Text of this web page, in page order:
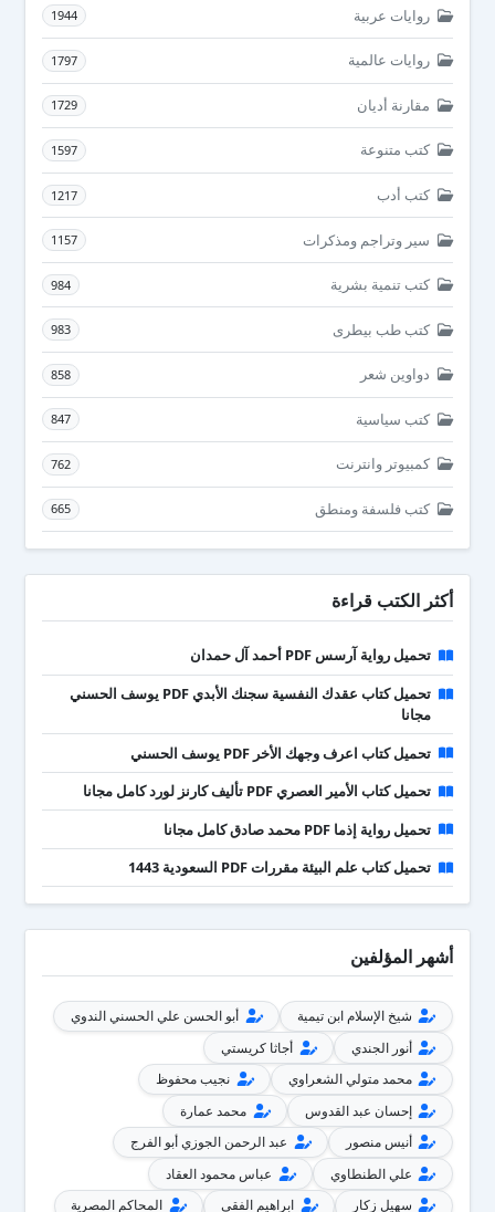
روايات عربية 1944
روايات عالمية 1797
مقارنة أديان 1729
كتب متنوعة 1597
كتب أدب 1217
سير وتراجم ومذكرات 1157
كتب تنمية بشرية 984
كتب طب بيطرى 983
دواوين شعر 858
كتب سياسية 847
كمبيوتر وانترنت 762
كتب فلسفة ومنطق 665
أكثر الكتب قراءة
تحميل رواية آرسس PDF أحمد آل حمدان
تحميل كتاب عقدك النفسية سجنك الأبدي PDF يوسف الحسني
مجانا
تحميل كتاب اعرف وجهك الأخر PDF يوسف الحسني
تحميل كتاب الأمير العصري PDF تأليف كارنز لورد كامل مجانا
تحميل رواية إذما PDF محمد صادق كامل مجانا
تحميل كتاب علم البيئة مقررات PDF السعودية 1443
أشهر المؤلفين
شيخ الإسلام ابن تيمية
أبو الحسن علي الحسني الندوي
أنور الجندي
أجاثا كريستي
محمد متولي الشعراوي
نجيب محفوظ
إحسان عبد القدوس
محمد عمارة
أنيس منصور
عبد الرحمن الجوزي أبو الفرج
علي الطنطاوي
عباس محمود العقاد
سهيل زكار
ابراهيم الفقى المحاكم المصرية